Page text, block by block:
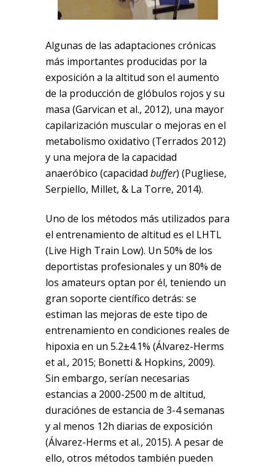
Algunas de las adaptaciones crónicas
más importantes producidas por la
exposición a la altitud son el aumento
de la producción de glóbulos rojos y su
masa (Garvican et al., 2012), una mayor
capilarización muscular o mejoras en el
metabolismo oxidativo (Terrados 2012)
y una mejora de la capacidad
anaeróbico (capacidad buffer) (Pugliese,
Serpiello, Millet, & La Torre, 2014).
Uno de los métodos más utilizados para
el entrenamiento de altitud es el LHTL
(Live High Train Low). Un 50% de los
deportistas profesionales y un 80% de
los amateurs optan por él, teniendo un
gran soporte científico detrás: se
estiman las mejoras de este tipo de
entrenamiento en condiciones reales de
hipoxia en un 5.2±4.1% (Álvarez-Herms
et al., 2015; Bonetti & Hopkins, 2009).
Sin embargo, serían necesarias
estancias a 2000-2500 m de altitud,
duraciónes de estancia de 3-4 semanas
y al menos 12h diarias de exposición
(Álvarez-Herms et al., 2015). A pesar de
ello, otros métodos también pueden